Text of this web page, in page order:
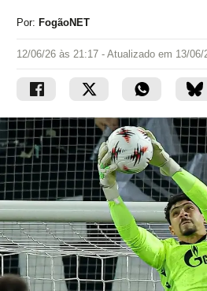
Por: FogãoNET
12/06/26 às 21:17 - Atualizado em 13/06/